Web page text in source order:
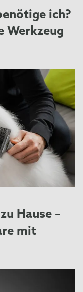
ich?
Werkzeug
Hause –
mit